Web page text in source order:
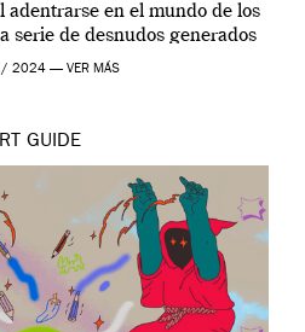
adentrarse en el mundo de los
serie de desnudos generados
por […]
/ 2024 — VER MÁS
GUIDE